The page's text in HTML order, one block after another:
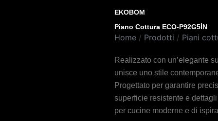
EKOBOM
Piano Cottura ECO-P92G5İN
Home / Prodotti / Piani
Realizzato con un’elegante
unisce uno stile
Progettato per garantire
superficie resistente e
per cucine moderne e di